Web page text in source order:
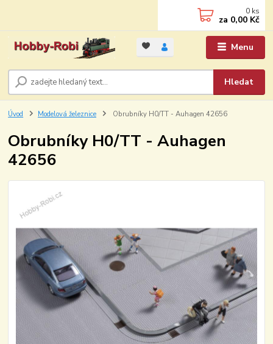
Menu
Hledat
0 ks
za 0,00 Kč
Úvod Modelová železnice Obrubníky H0/TT - Auhagen 42656
Obrubníky H0/TT - Auhagen
42656